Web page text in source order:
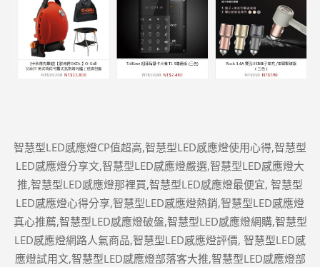
智慧型LED感應燈CP值超高,智慧型LED感應燈使用心得,智慧型
LED感應燈分享文,智慧型LED感應燈嚴選,智慧型LED感應燈大
推,智慧型LED感應燈那裡買,智慧型LED感應燈最便宜, 智慧型
LED感應燈心得分享,智慧型LED感應燈熱銷,智慧型LED感應燈
真心推薦,智慧型LED感應燈破盤,智慧型LED感應燈網購,智慧型
LED感應燈網路人氣商品,智慧型LED感應燈評價, 智慧型LED感
應燈試用文,智慧型LED感應燈部落客大推,智慧型LED感應燈部